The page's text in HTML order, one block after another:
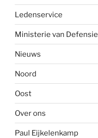
Ledenservice
Ministerie van Defensie
Nieuws
Noord
Oost
Over ons
Paul Eijkelenkamp